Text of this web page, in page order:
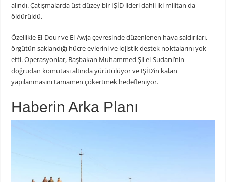
alındı. Çatışmalarda üst düzey bir IŞİD lideri dahil iki militan da
öldürüldü.
Özellikle El-Dour ve El-Awja çevresinde düzenlenen hava saldırıları,
örgütün saklandığı hücre evlerini ve lojistik destek noktalarını yok
etti. Operasyonlar, Başbakan Muhammed Şii el-Sudani’nin
doğrudan komutası altında yürütülüyor ve IŞİD’in kalan
yapılanmasını tamamen çökertmek hedefleniyor.
Haberin Arka Planı